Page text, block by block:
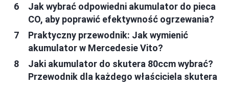
Jak wybrać odpowiedni akumulator do pieca
CO, aby poprawić efektywność ogrzewania?
Praktyczny przewodnik: Jak wymienić
akumulator w Mercedesie Vito?
Jaki akumulator do skutera 80ccm wybrać?
Przewodnik dla każdego właściciela skutera